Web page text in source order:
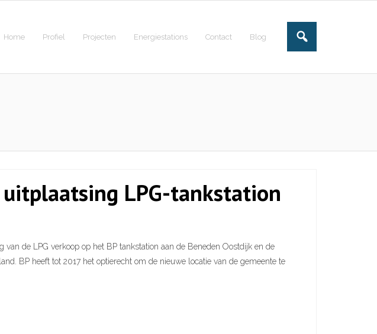
Home Profiel Projecten Energiestations Contact Blog
LPG-tankstation
de LPG verkoop op het BP tankstation aan de Beneden Oostdijk en de
BP heeft tot 2017 het optierecht om de nieuwe locatie van de gemeente te